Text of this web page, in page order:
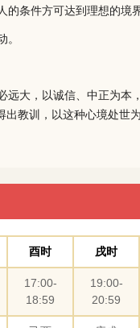
条件方可达到理想的境界
远大，以诚信、中正为本
出教训，以这种心境处世
酉时 戌时
17:00-
18:59
19:00-
20:59